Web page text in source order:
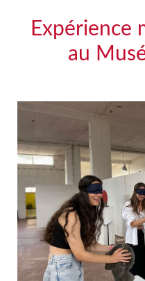
Expérience
au